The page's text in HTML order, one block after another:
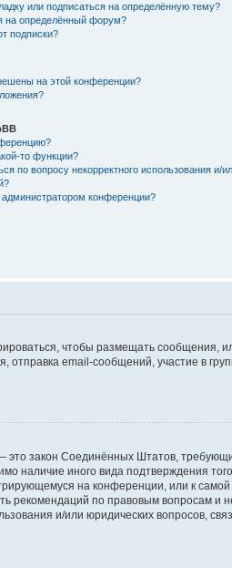
или подписаться на определённую тему?
на определённый форум?
подписки?
на этой конференции?
то функции?
по вопросу некорректного использования и/
администратором конференции?
чтобы размещать сообщения,
email-сообщений, участие в
это закон Соединённых Штатов,
наличие иного вида подтверждения
на конференции, или к
рекомендаций по правовым вопросам и
и/или юридических вопросов,